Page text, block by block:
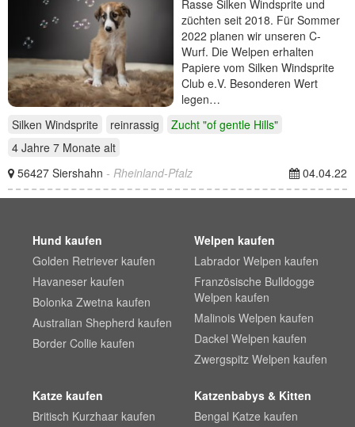
Rasse Silken Windsprite und
züchten seit 2018. Für Sommer
2022 planen wir unseren C-
Wurf. Die Welpen erhalten
Papiere vom Silken Windsprite
Club e.V. Besonderen Wert
legen…
Silken Windsprite
reinrassig
Zucht "of gentle Hills"
4 Jahre 7 Monate alt
56427 Siershahn - Rheinland-Pfalz 04.04.22
Hund kaufen
Golden Retriever kaufen
Havaneser kaufen
Bolonka Zwetna kaufen
Australian Shepherd kaufen
Border Collie kaufen
Welpen kaufen
Labrador Welpen kaufen
Französische Bulldogge
Welpen kaufen
Malinois Welpen kaufen
Dackel Welpen kaufen
Zwergspitz Welpen kaufen
Katze kaufen
Britisch Kurzhaar kaufen
Katzenbabys & Kitten
Bengal Katze kaufen